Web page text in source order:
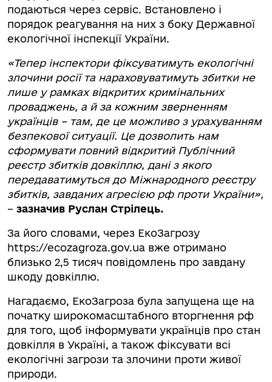
подаються через сервіс. Встановлено і
порядок реагування на них з боку Державної
екологічної інспекції України.
«Тепер інспектори фіксуватимуть екологічні
злочини росії та нараховуватимуть збитки не
лише у рамках відкритих кримінальних
проваджень, а й за кожним зверненням
українців – там, де це можливо з урахуванням
безпекової ситуації. Це дозволить нам
сформувати повний відкритий Публічний
реєстр збитків довкіллю, дані з якого
передаватимуться до Міжнародного реєстру
збитків, завданих агресією рф проти України»,
– зазначив Руслан Стрілець.
За його словами, через ЕкоЗагрозу
https://ecozagroza.gov.ua вже отримано
близько 2,5 тисяч повідомлень про завдану
шкоду довкіллю.
Нагадаємо, ЕкоЗагроза була запущена ще на
початку широкомасштабного вторгнення рф
для того, щоб інформувати українців про стан
довкілля в Україні, а також фіксувати всі
екологічні загрози та злочини проти живої
природи.